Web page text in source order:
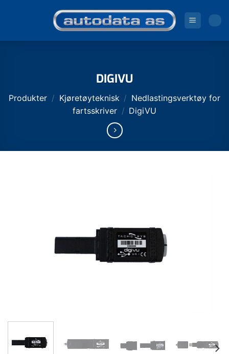
DIGIVU
Produkter / Kjøretøyteknisk / Nedlastingsverktøy for
fartsskriver / DigiVU